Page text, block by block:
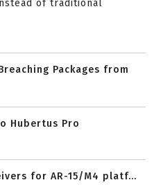
of traditional
Packages from
Hubertus Pro
for AR-15/M4 platf...